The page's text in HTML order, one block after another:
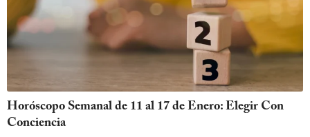
Horóscopo Semanal de 11 al 17 de Enero: Elegir Con
Conciencia